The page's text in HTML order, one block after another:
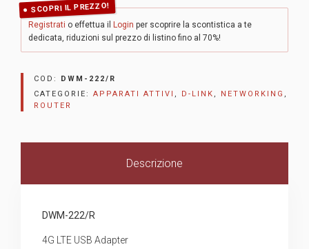
SCOPRI IL PREZZO!
Registrati o effettua il Login per scoprire la scontistica a te
dedicata, riduzioni sul prezzo di listino fino al 70%!
COD: DWM-222/R
CATEGORIE: APPARATI ATTIVI , D-LINK , NETWORKING ,
ROUTER
Descrizione
DWM-222/R
4G LTE USB Adapter